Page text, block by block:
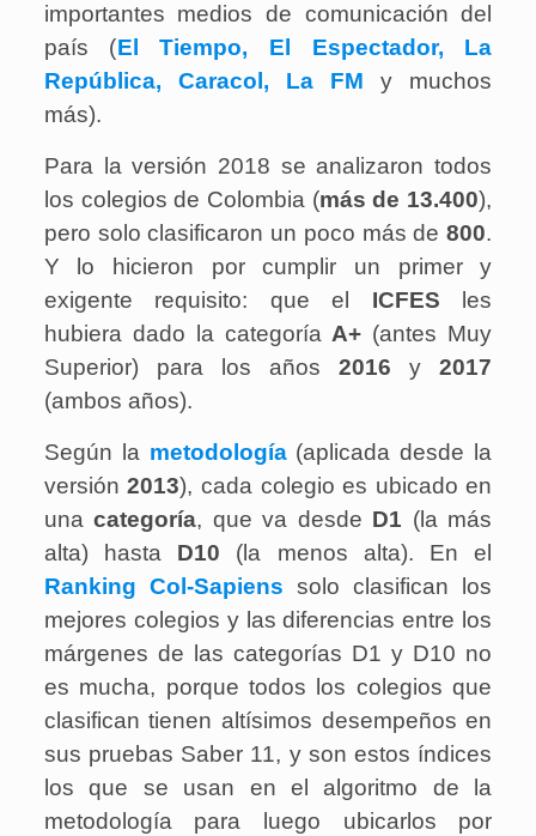
importantes medios de comunicación del
país (El Tiempo, El Espectador, La
República, Caracol, La FM y muchos
más).
Para la versión 2018 se analizaron todos
los colegios de Colombia (más de 13.400),
pero solo clasificaron un poco más de800.
Y lo hicieron por cumplir un primer y
exigente requisito: que el ICFES les
hubiera dado la categoríaA+ (antes Muy
Superior) para los años2016 y2017
(ambos años).
Según la metodología(aplicada desde la
versión2013), cada colegio es ubicado en
unacategoría, que va desde D1 (la más
alta) hasta D10 (la menos alta). En el
Ranking Col-Sapiens solo clasifican los
mejores colegios y las diferencias entre los
márgenes de las categorías D1 y D10 no
es mucha, porque todos los colegios que
clasifican tienen altísimos desempeños en
sus pruebas Saber 11, y son estos índices
los que se usan en el algoritmo de la
metodología para luego ubicarlos por